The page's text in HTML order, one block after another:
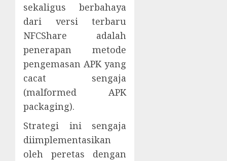
sekaligus berbahaya
dari versi terbaru
NFCShare adalah
penerapan metode
pengemasan APK yang
cacat sengaja
(malformed APK
packaging).
Strategi ini sengaja
diimplementasikan
oleh peretas dengan